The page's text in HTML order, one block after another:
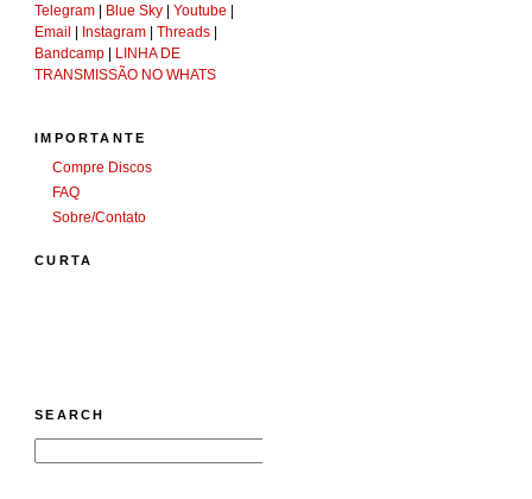
Telegram | Blue Sky |Youtube |
Email | Instagram |Threads |
Bandcamp | LINHA DE
TRANSMISSÃO NO WHATS
IMPORTANTE
Compre Discos
FAQ
Sobre/Contato
CURTA
SEARCH